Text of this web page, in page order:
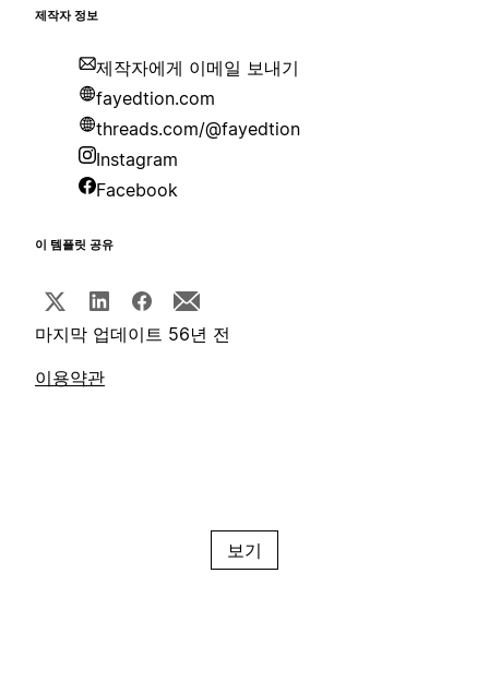
제작자 정보
제작자에게 이메일 보내기
fayedtion.com
threads.com/@fayedtion
Instagram
Facebook
이 템플릿 공유
마지막 업데이트 56년 전
이용약관
보기